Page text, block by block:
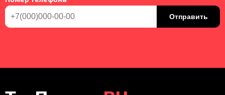
Отправить